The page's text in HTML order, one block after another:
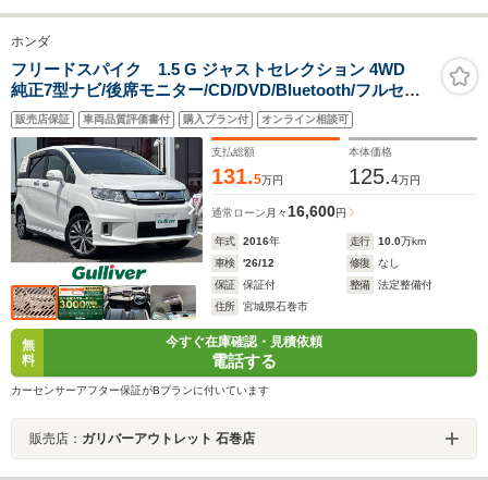
ホンダ
フリードスパイク 1.5 G ジャストセレクション 4WD
純正7型ナビ/後席モニター/CD/DVD/Bluetooth/フルセグ/
両側電動スライドドア/バックカメラ/ETC/スマートキー/
スペアキー/キセノンライト/オートライト/純正アルミホイ
ール/Rスポイラー/Fワイパーデアイサー/禁煙車
販売店保証 車両品質評価書付 購入プラン付 オンライン相談可
支払総額
131.5万円
本体価格
125.4万円
通常ローン 月々16,600円
年式 2016年 走行 10.0万km
車検
'26/12 修復
なし
保証
保証付 整備
法定整備付
住所
宮城県石巻市
無
料
今すぐ在庫確認・見積依頼
電話する
カーセンサーアフター保証がBプランに付いています
販売店： ガリバーアウトレット 石巻店